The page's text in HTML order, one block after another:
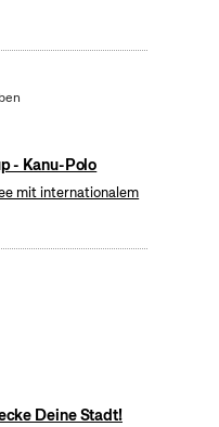
- Kanu-Polo
mit internationalem
Deine Stadt!